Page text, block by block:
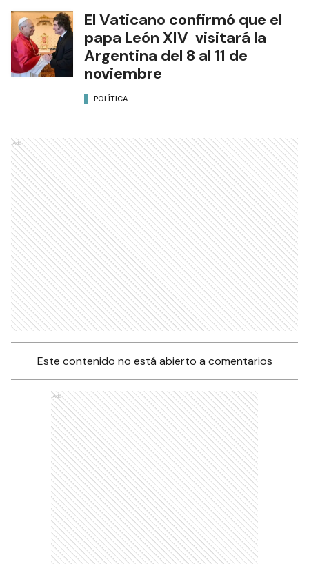
El Vaticano confirmó que el
papa León XIV visitará la
Argentina del 8 al 11 de
noviembre
POLÍTICA
Ads
Este contenido no está abierto a comentarios
Ads